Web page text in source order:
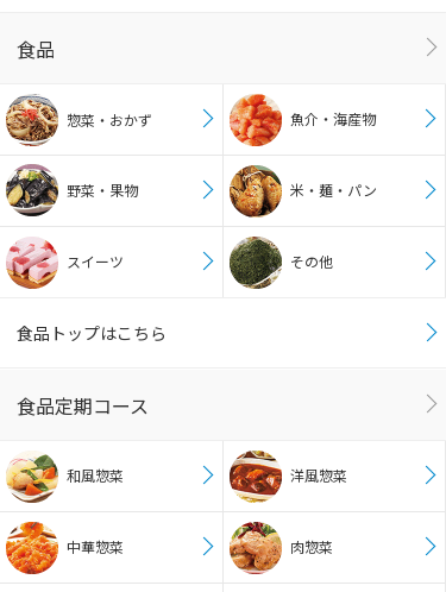
食品
惣菜・おかず 魚介・海産物
野菜・果物 米・麺・パン
スイーツ その他
食品トップはこちら
食品定期コース
和風惣菜 洋風惣菜
中華惣菜 肉惣菜